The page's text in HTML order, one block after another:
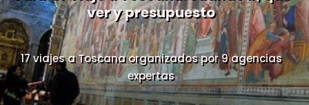
ver y presupuesto
17 viajes a Toscana organizados por 9 agencias
expertas